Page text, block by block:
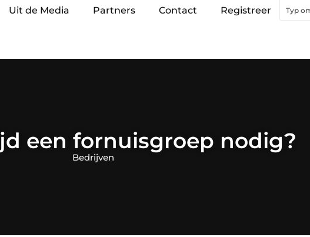
Uit de Media Partners Contact Registreer
een fornuisgroep nodig?
Bedrijven